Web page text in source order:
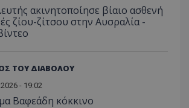
ακινητοποίησε βίαιο ασθενή
ζίου-ζίτσου στην Αυσραλία -
ΤΟΥ ΔΙΑΒΟΛΟΥ
- 19:02
Βαφεάδη κόκκινο